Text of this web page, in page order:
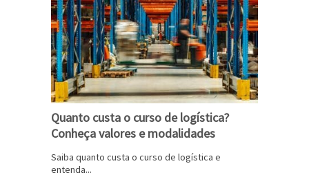
Quanto custa o curso de logística?
Conheça valores e modalidades
Saiba quanto custa o curso de logística e
entenda...